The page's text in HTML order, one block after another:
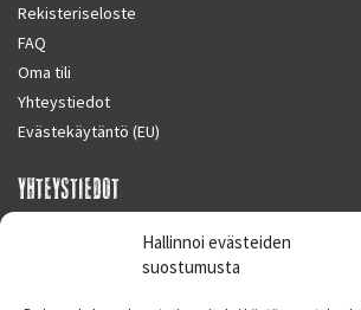
Hallinnoi evästeiden
suostumusta
Rekisteriseloste
FAQ
Oma tili
Yhteystiedot
Evästekäytäntö (EU)
YHTEYSTIEDOT
SUPERMOTO CENTER